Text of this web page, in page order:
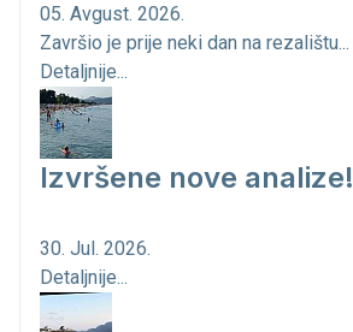
05. Avgust. 2026.
Završio je prije neki dan na rezalištu...
Detaljnije...
Izvršene nove analize!
30. Jul. 2026.
Detaljnije...